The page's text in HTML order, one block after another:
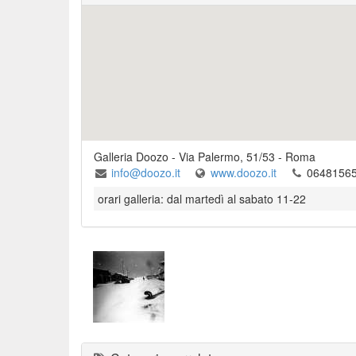
Galleria Doozo - Via Palermo, 51/53 - Roma
info@doozo.it
www.doozo.it
orari galleria: dal martedì al sabato 11-22